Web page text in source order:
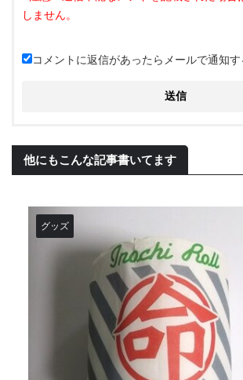
コメントに返信があったらメールで通知す
他にもこんな記事書いてます
グッズ